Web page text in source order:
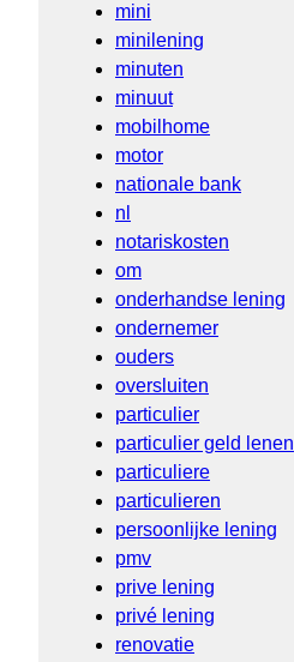
mini
minilening
minuten
minuut
mobilhome
motor
nationale bank
nl
notariskosten
om
onderhandse lening
ondernemer
ouders
oversluiten
particulier
particulier geld lenen
particuliere
particulieren
persoonlijke lening
pmv
prive lening
privé lening
renovatie